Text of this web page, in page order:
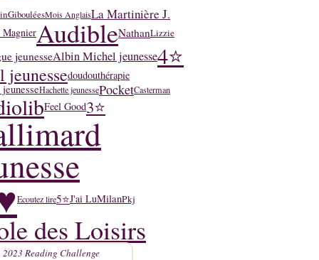
GibouléesMois AnglaisLa Martinière J.
AudibleNathanLizzie
jeunesseAlbin Michel jeunesse4⭐
jeunessedoudouthérapie
Hachette jeunessePocketCasterman
Feel Good3⭐
Ecoutez lire5⭐J'ai LuMilanPkj
des Loisirs
2023 Reading Challenge